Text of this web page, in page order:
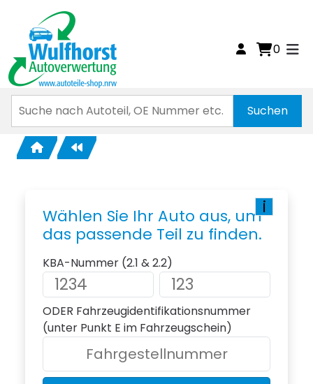
0
i
Wählen Sie Ihr Auto aus, um
das passende Teil zu finden.
KBA-Nummer (2.1 & 2.2)
ODER Fahrzeugidentifikationsnummer
(unter Punkt E im Fahrzeugschein)